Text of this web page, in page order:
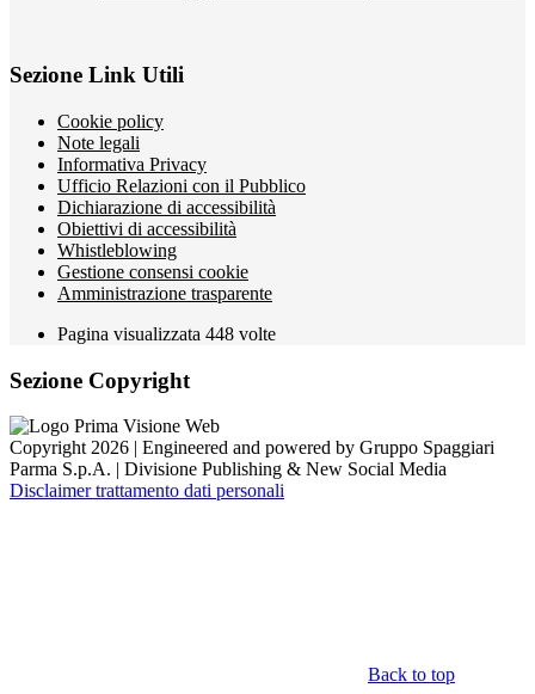
Sezione Link Utili
Cookie policy
Note legali
Informativa Privacy
Ufficio Relazioni con il Pubblico
Dichiarazione di accessibilità
Obiettivi di accessibilità
Whistleblowing
Gestione consensi cookie
Amministrazione trasparente
Pagina visualizzata 448 volte
Sezione Copyright
Copyright 2026 | Engineered and powered by Gruppo Spaggiari
Parma S.p.A. | Divisione Publishing & New Social Media
Disclaimer trattamento dati personali
Back to top